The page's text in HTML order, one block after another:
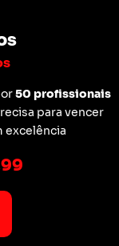
50 profissionais
para vencer
excelência